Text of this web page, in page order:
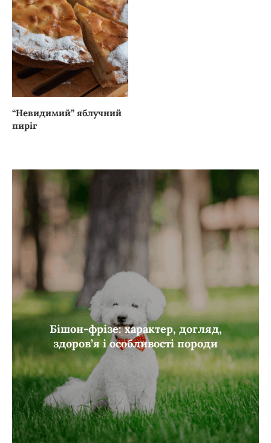
“Невидимий” яблучний
пиріг
Бішон-фрізе: характер, догляд,
здоров’я і особливості породи